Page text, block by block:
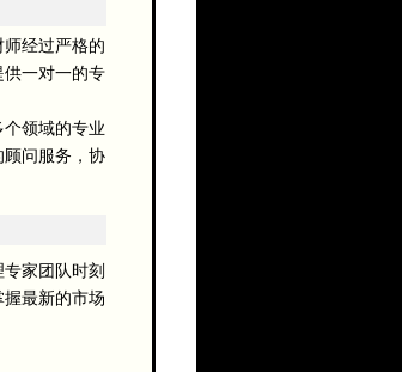
经过严格的
一对一的专
领域的专业
问服务，协
家团队时刻
最新的市场